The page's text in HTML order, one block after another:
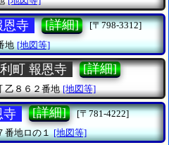
恩寺 [詳細]
[〒798-3312]
地 [地図等]
町 報恩寺 [詳細]
乙８６２番地 [地図等]
寺 [詳細]
[〒781-4222]
番地ロの１ [地図等]